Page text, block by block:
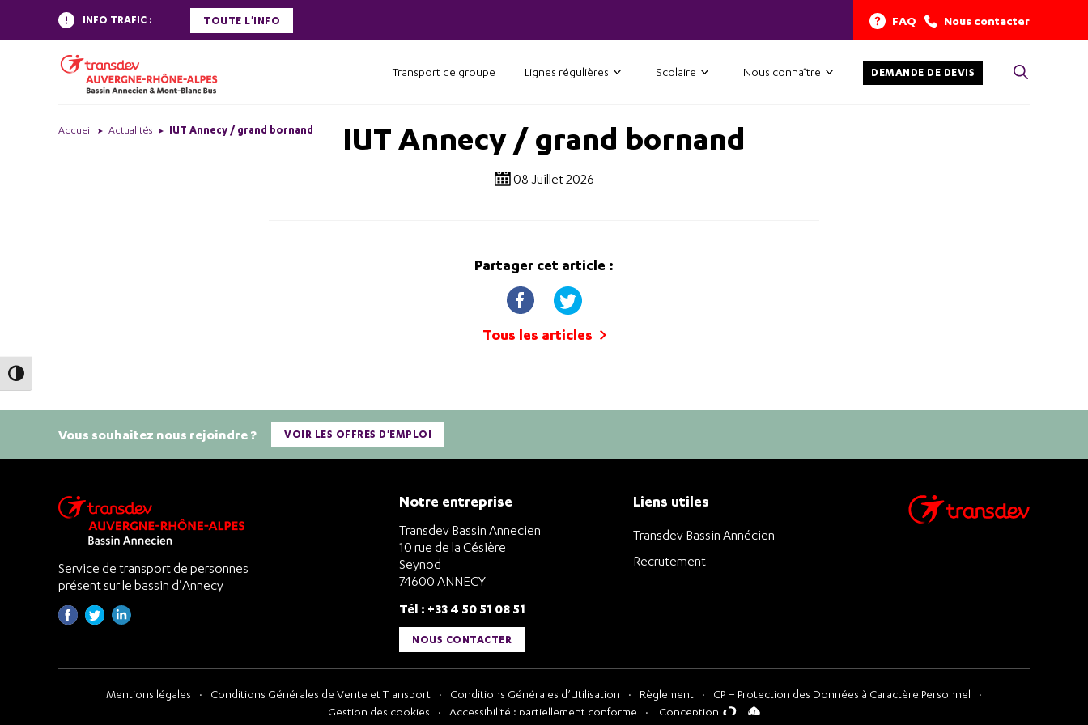
Passer en contraste élevé
INFO TRAFIC : TOUTE L'INFO FAQ Nous contacter
Transport de groupe Lignes régulières Scolaire Nous connaître DEMANDE DE DEVIS
Accueil Actualités IUT Annecy / grand bornand IUT Annecy / grand bornand
08 Juillet 2026
Partager cet article :
Tous les articles
Vous souhaitez nous rejoindre ? VOIR LES OFFRES D'EMPLOI
Service de transport de personnes
présent sur le bassin d'Annecy
Notre entreprise
Transdev Bassin Annecien
10 rue de la Césière
Seynod
74600 ANNECY
Tél : +33 4 50 51 08 51
NOUS CONTACTER
Liens utiles
Transdev Bassin Annécien
Recrutement
Mentions légales Conditions Générales de Vente et Transport Conditions Générales d’Utilisation Règlement
CP – Protection des Données à Caractère Personnel
Gestion des cookies
Accessibilité : partiellement conforme Conception